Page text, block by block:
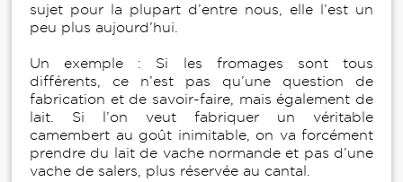
sujet pour la plupart d’entre nous, elle l’est un
peu plus aujourd’hui.
Un exemple : Si les fromages sont tous
différents, ce n’est pas qu’une question de
fabrication et de savoir-faire, mais également de
lait. Si l’on veut fabriquer un véritable
camembert au goût inimitable, on va forcément
prendre du lait de vache normande et pas d’une
vache de salers, plus réservée au cantal.